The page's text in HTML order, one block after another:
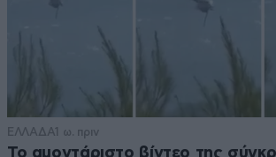
ΕΛΛΑΔΑ1 ω. πριν
Το αμοντάριστο βίντεο της